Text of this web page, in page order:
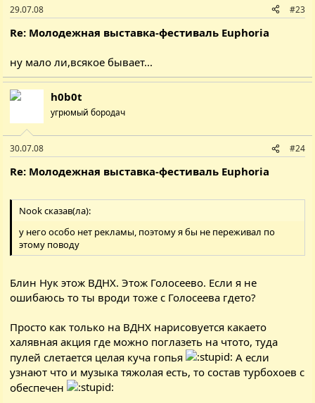
29.07.08 #23
Re: Молодежная выставка-фестиваль Euphoria
ну мало ли,всякое бывает...
h0b0t
угрюмый бородач
30.07.08 #24
Re: Молодежная выставка-фестиваль Euphoria
Nook сказав(ла):
у него особо нет рекламы, поэтому я бы не переживал по
этому поводу
Блин Нук этож ВДНХ. Этож Голосеево. Если я не
ошибаюсь то ты вроди тоже с Голосеева гдето?
Просто как только на ВДНХ нарисовуется какаето
халявная акция где можно поглазеть на чтото, туда
пулей слетается целая куча гопья
А если
узнают что и музыка тяжолая есть, то состав турбохоев с
обеспечен